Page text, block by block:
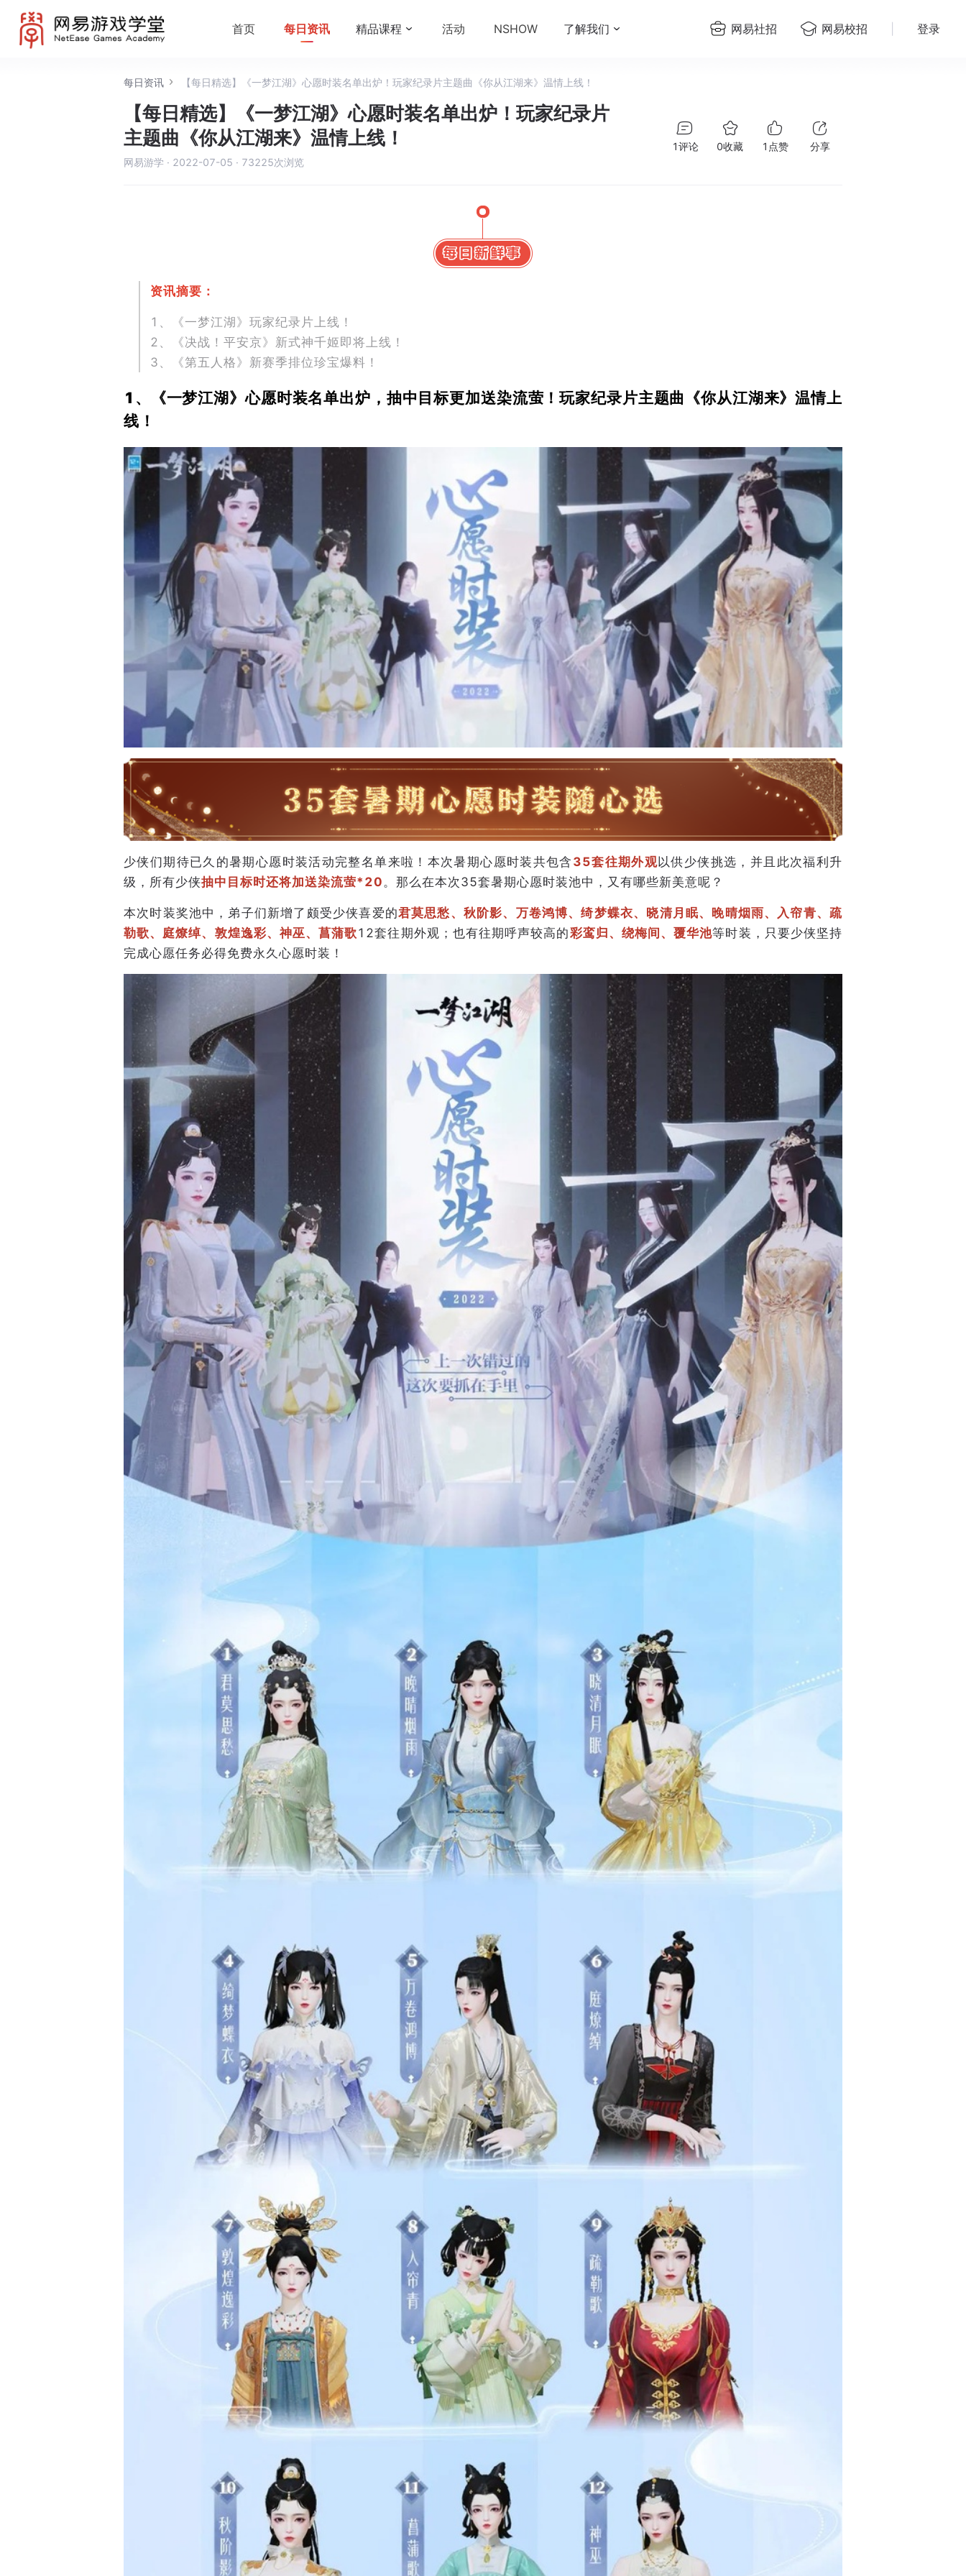
首页 每日资讯 精品课程 活动 NSHOW 了解我们 网易社招 网易校招 登录
每日资讯 【每日精选】《一梦江湖》心愿时装名单出炉！玩家纪录片主题曲《你从江湖来》温情上线！
【每日精选】《一梦江湖》心愿时装名单出炉！玩家纪录片
主题曲《你从江湖来》温情上线！
网易游学 · 2022-07-05 · 73225次浏览
1评论 0收藏 1 点赞 分享
资讯摘要：
1、《一梦江湖》玩家纪录片上线！
2、《决战！平安京》新式神千姬即将上线！
3、《第五人格》新赛季排位珍宝爆料！
1、《一梦江湖》心愿时装名单出炉，抽中目标更加送染流萤！玩家纪录片主题曲《你从江湖来》温情上
线！
少侠们期待已久的暑期心愿时装活动完整名单来啦！本次暑期心愿时装共包含 35套往期外观以供少侠挑选，并且此次福利升
级，所有少侠抽中目标时还将加送染流萤*20 。那么在本次35套暑期心愿时装池中，又有哪些新美意呢？
本次时装奖池中，弟子们新增了颇受少侠喜爱的君莫思愁、秋阶影、万卷鸿博、绮梦蝶衣、晓清月眠、晚晴烟雨、入帘青、疏
勒歌、庭燎绰、敦煌逸彩、 神巫、菖蒲歌12套往期外观；也有往期呼声较高的彩鸾归、绕梅间、覆华池等时装，只要少侠坚持
完成心愿任务必得免费永久心愿时装！